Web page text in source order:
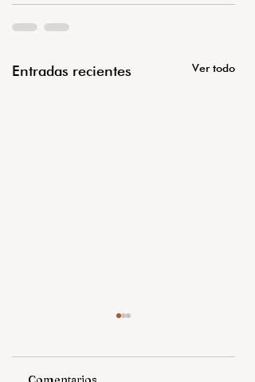
Entradas recientes Ver todo